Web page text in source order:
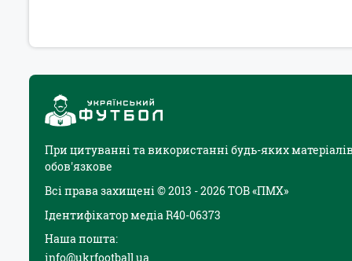
При цитуванні та використанні будь-яких
обов'язкове
Всі права захищені © 2013 - 2026 ТОВ «ПМХ»
Ідентифікатор медіа R40-06373
Наша пошта:
info@ukrfootball.ua